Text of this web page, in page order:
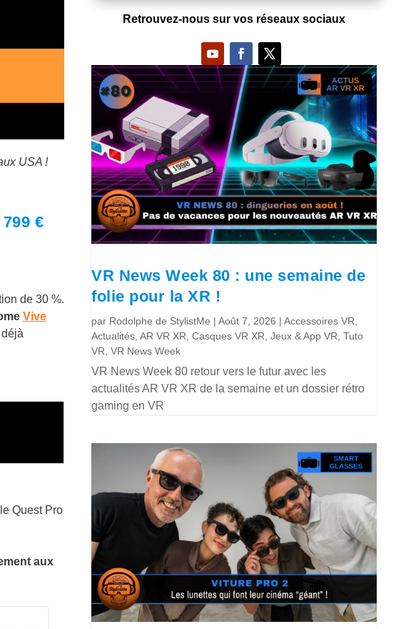
USA !
€
de 30 %.
Vive
Quest Pro
aux
Retrouvez-nous sur vos réseaux sociaux
VR News Week 80 : une semaine de
folie pour la XR !
par Rodolphe de StylistMe |Août 7, 2026 |Accessoires VR
Actualités ,AR VR XR ,Casques VR XR ,Jeux & App VR ,Tuto
VR ,VR News Week
VR News Week 80 retour vers le futur avec les
actualités AR VR XR de la semaine et un dossier rétro
gaming en VR